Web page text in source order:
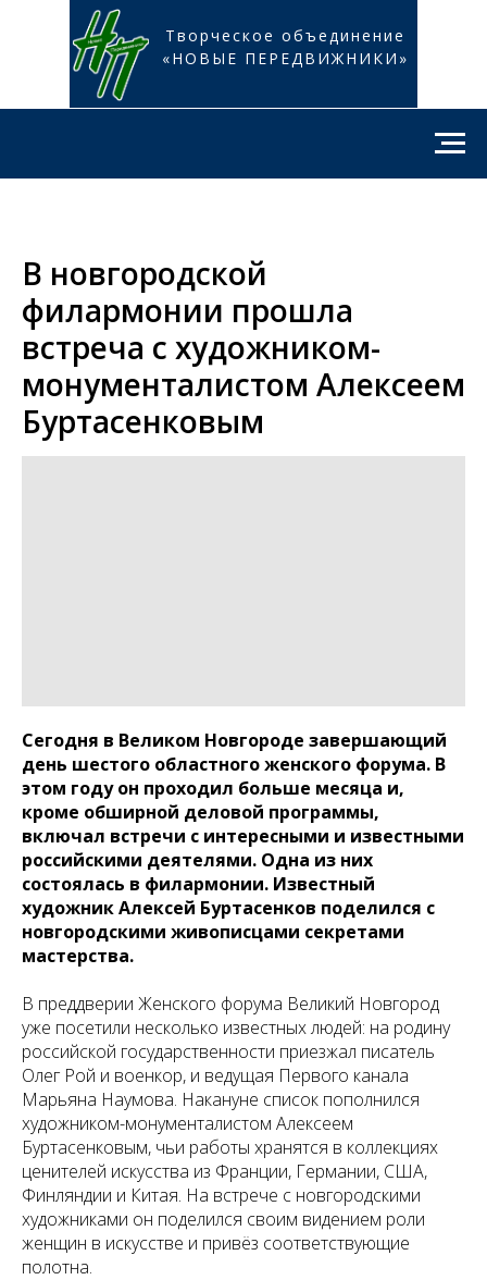
Творческое объединение
«НОВЫЕ ПЕРЕДВИЖНИКИ»
В новгородской
филармонии прошла
встреча с художником-
монументалистом Алексеем
Буртасенковым
Сегодня в Великом Новгороде завершающий
день шестого областного женского форума. В
этом году он проходил больше месяца и,
кроме обширной деловой программы,
включал встречи с интересными и известными
российскими деятелями. Одна из них
состоялась в филармонии. Известный
художник Алексей Буртасенков поделился с
новгородскими живописцами секретами
мастерства.
В преддверии Женского форума Великий Новгород
уже посетили несколько известных людей: на родину
российской государственности приезжал писатель
Олег Рой и военкор, и ведущая Первого канала
Марьяна Наумова. Накануне список пополнился
художником-монументалистом Алексеем
Буртасенковым, чьи работы хранятся в коллекциях
ценителей искусства из Франции, Германии, США,
Финляндии и Китая. На встрече с новгородскими
художниками он поделился своим видением роли
женщин в искусстве и привёз соответствующие
полотна.